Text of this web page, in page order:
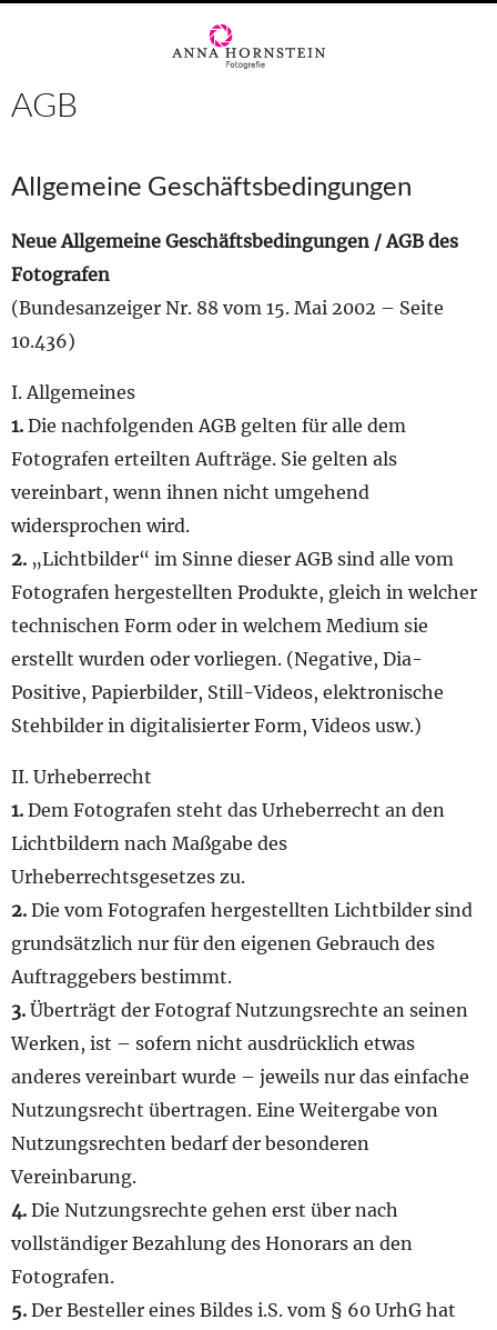
AGB
Allgemeine Geschäftsbedingungen
Neue Allgemeine Geschäftsbedingungen / AGB des
Fotografen
(Bundesanzeiger Nr. 88 vom 15. Mai 2002 – Seite
10.436)
I. Allgemeines
1. Die nachfolgenden AGB gelten für alle dem
Fotografen erteilten Aufträge. Sie gelten als
vereinbart, wenn ihnen nicht umgehend
widersprochen wird.
2. „Lichtbilder“ im Sinne dieser AGB sind alle vom
Fotografen hergestellten Produkte, gleich in welcher
technischen Form oder in welchem Medium sie
erstellt wurden oder vorliegen. (Negative, Dia-
Positive, Papierbilder, Still-Videos, elektronische
Stehbilder in digitalisierter Form, Videos usw.)
II. Urheberrecht
1. Dem Fotografen steht das Urheberrecht an den
Lichtbildern nach Maßgabe des
Urheberrechtsgesetzes zu.
2. Die vom Fotografen hergestellten Lichtbilder sind
grundsätzlich nur für den eigenen Gebrauch des
Auftraggebers bestimmt.
3. Überträgt der Fotograf Nutzungsrechte an seinen
Werken, ist – sofern nicht ausdrücklich etwas
anderes vereinbart wurde – jeweils nur das einfache
Nutzungsrecht übertragen. Eine Weitergabe von
Nutzungsrechten bedarf der besonderen
Vereinbarung.
4. Die Nutzungsrechte gehen erst über nach
vollständiger Bezahlung des Honorars an den
Fotografen.
5. Der Besteller eines Bildes i.S. vom § 60 UrhG hat